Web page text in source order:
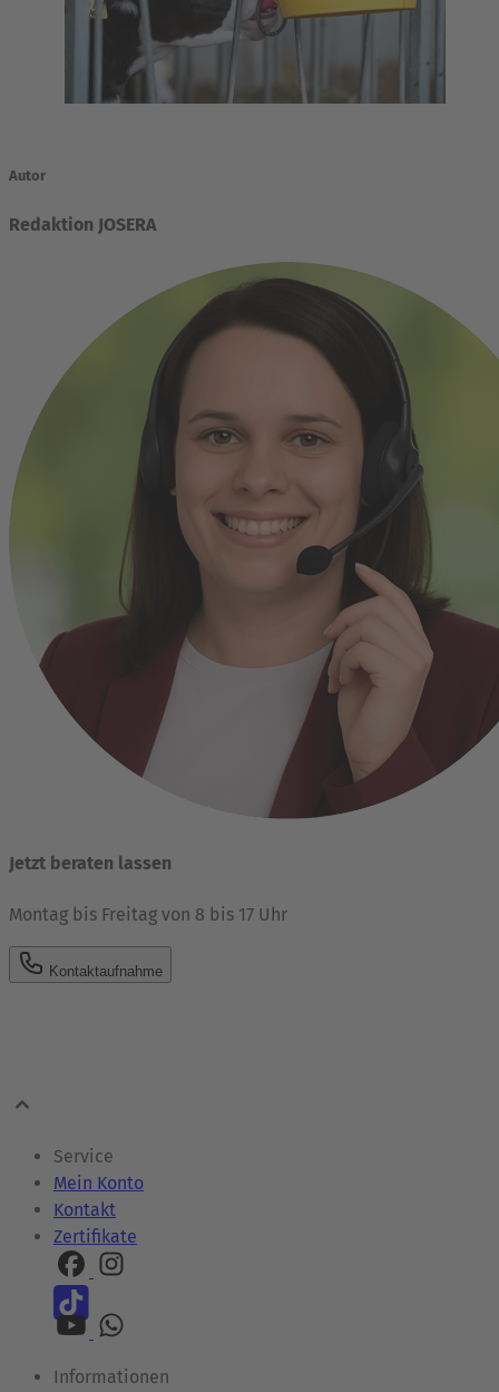
Autor
Redaktion JOSERA
Jetzt beraten lassen
Montag bis Freitag von 8 bis 17 Uhr
Kontaktaufnahme
Service
Mein Konto
Kontakt
Zertifikate
Informationen